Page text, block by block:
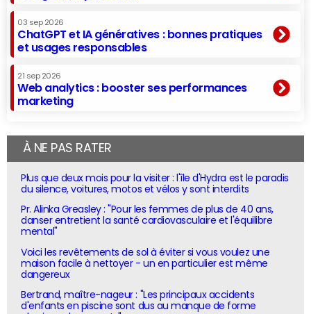
03 sep 2026
ChatGPT et IA génératives : bonnes pratiques
et usages responsables
21 sep 2026
Web analytics : booster ses performances
marketing
À NE PAS RATER
Plus que deux mois pour la visiter : l'île d'Hydra est le paradis
du silence, voitures, motos et vélos y sont interdits
Pr. Alinka Greasley : "Pour les femmes de plus de 40 ans,
danser entretient la santé cardiovasculaire et l'équilibre
mental"
Voici les revêtements de sol à éviter si vous voulez une
maison facile à nettoyer - un en particulier est même
dangereux
Bertrand, maître-nageur : "Les principaux accidents
d'enfants en piscine sont dus au manque de forme